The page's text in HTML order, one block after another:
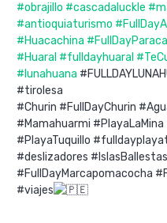
#obrajillo #cascadaluckle
#antioquiaturismo
#Huacachina
#Huaral #fulldayhuaral
#lunahuana
#tirolesa
#Churin #FullDayChurin
#Mamahuarmi
#PlayaTuquillo
#deslizadores
#FullDayMarcapomacocha
#viajes